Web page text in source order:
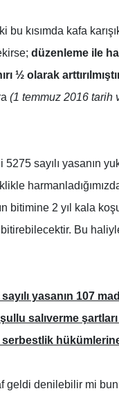
kısımda kafa
düzenleme ile
½ olarak
(1 temmuz 2016 tarih
sayılı yasanın
bitimine 2 yıl kala
Bu
yasanın 107
salıverme
geldi denilebilir mi